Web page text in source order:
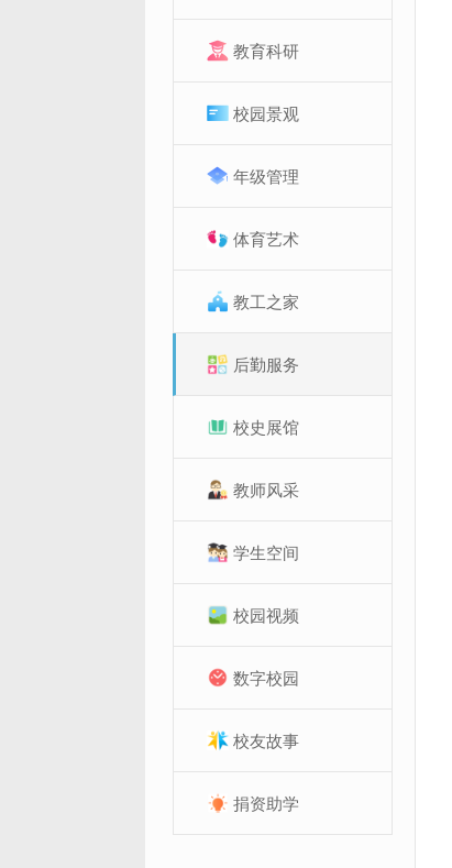
教育科研
校园景观
年级管理
体育艺术
教工之家
后勤服务
校史展馆
教师风采
学生空间
校园视频
数字校园
校友故事
捐资助学